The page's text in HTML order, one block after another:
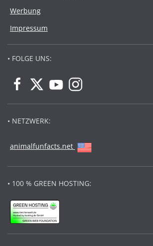
Werbung
Impressum
• FOLGE UNS:
• NETZWERK:
animalfunfacts.net
• 100 % GREEN HOSTING: